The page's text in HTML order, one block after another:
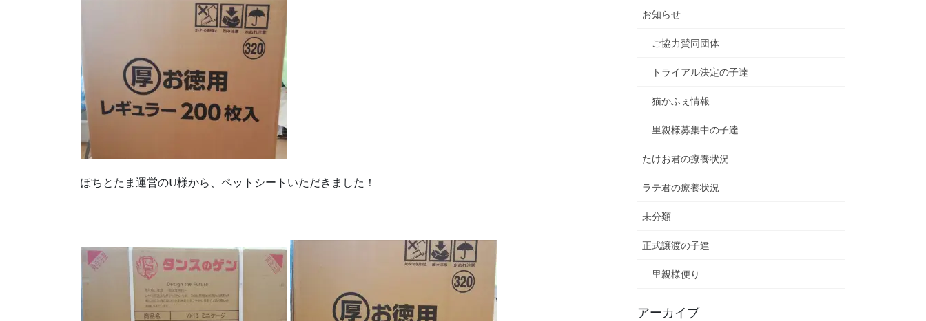
ぽちとたま運営のU様から、ペットシートいただきました！
お知らせ
ご協力賛同団体
トライアル決定の子達
猫かふぇ情報
里親様募集中の子達
たけお君の療養状況
ラテ君の療養状況
未分類
正式譲渡の子達
里親様便り
アーカイブ